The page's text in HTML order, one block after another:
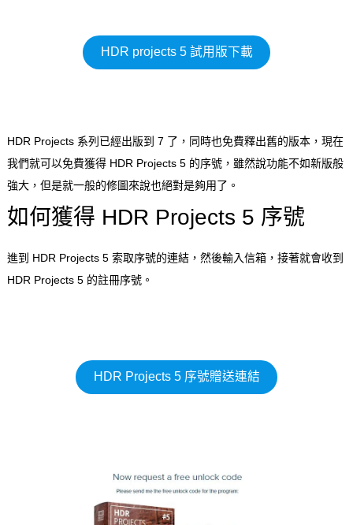
HDR projects 5 試用版下載
HDR Projects 系列已經出版到 7 了，同時也免費釋出舊的版本，現在
我們就可以免費獲得 HDR Projects 5 的序號，雖然說功能不如新版般
強大，但是就一般的修圖來說也絕對是夠用了。
如何獲得 HDR Projects 5 序號
進到 HDR Projects 5 索取序號的連結，然後輸入信箱，接著就會收到
HDR Projects 5 的註冊序號。
HDR Projects 5 序號贈送連結